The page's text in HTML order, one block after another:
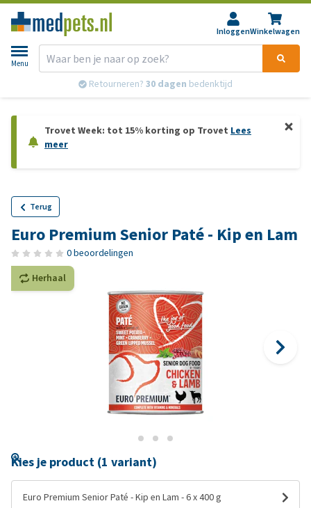
InloggenWinkelwagen
Menu
Retourneren? 30 dagen bedenktijd
Trovet Week: tot 15% korting op Trovet Lees
meer
Terug
Euro Premium Senior Paté - Kip en Lam
0 beoordelingen
Herhaal
Kies je product (1 variant)
Euro Premium Senior Paté - Kip en Lam - 6 x 400 g